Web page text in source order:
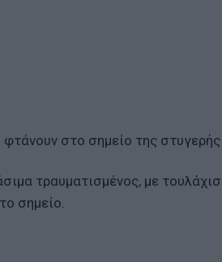
στο σημείο της
τραυματισμένος, με
σημείο.